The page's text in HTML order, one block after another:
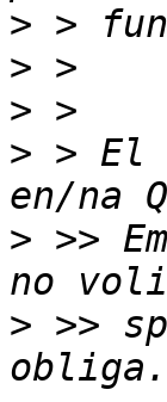
>
>
>
> > El
> >>
> >>